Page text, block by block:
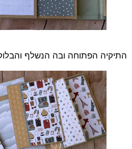
התיקיה הפתוחה ובה הנשלף